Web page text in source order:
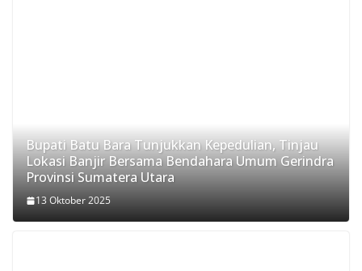
Bupati Batu Bara Tunjukkan Kepedulian, Tinjau
Lokasi Banjir Bersama Bendahara Umum Gerindra
Provinsi Sumatera Utara
13 Oktober 2025